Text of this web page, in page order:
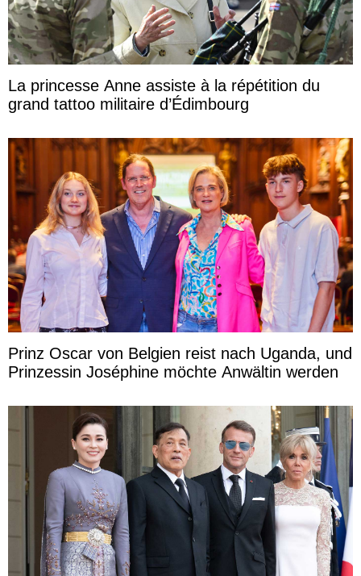
La princesse Anne assiste à la répétition du
grand tattoo militaire d’Édimbourg
Prinz Oscar von Belgien reist nach Uganda, und
Prinzessin Joséphine möchte Anwältin werden